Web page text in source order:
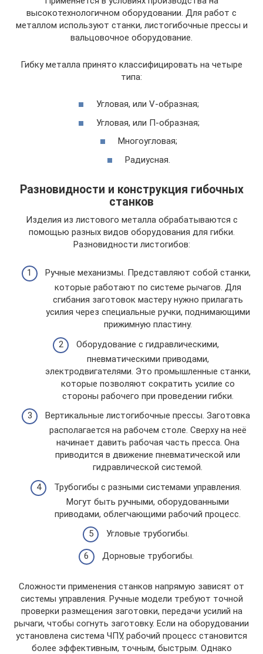
высокотехнологичном оборудовании. Для работ с
металлом используют станки, листогибочные прессы и
вальцовочное оборудование.
Гибку металла принято классифицировать на четыре
типа:
Угловая, или V-образная;
Угловая, или П-образная;
Многоугловая;
Радиусная.
Разновидности и конструкция гибочных
станков
Изделия из листового металла обрабатываются с
помощью разных видов оборудования для гибки.
Разновидности листогибов:
Ручные механизмы. Представляют собой станки,
которые работают по системе рычагов. Для
сгибания заготовок мастеру нужно прилагать
усилия через специальные ручки, поднимающими
прижимную пластину.
Оборудование с гидравлическими,
пневматическими приводами,
электродвигателями. Это промышленные станки,
которые позволяют сократить усилие со
стороны рабочего при проведении гибки.
Вертикальные листогибочные прессы. Заготовка
располагается на рабочем столе. Сверху на неё
начинает давить рабочая часть пресса. Она
приводится в движение пневматической или
гидравлической системой.
Трубогибы с разными системами управления.
Могут быть ручными, оборудованными
приводами, облегчающими рабочий процесс.
Угловые трубогибы.
Дорновые трубогибы.
Сложности применения станков напрямую зависят от
системы управления. Ручные модели требуют точной
проверки размещения заготовки, передачи усилий на
рычаги, чтобы согнуть заготовку. Если на оборудовании
установлена система ЧПУ, рабочий процесс становится
более эффективным, точным, быстрым. Однако